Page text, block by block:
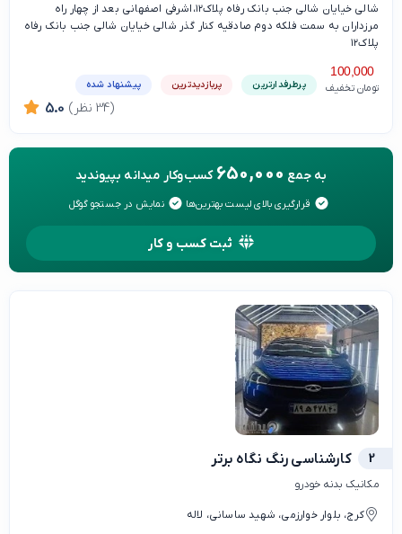
شالی خیایان شالی جنب بانک رفاه پلاک۱۲،اشرفی اصفهانی بعد از چهار راه
مرزداران به سمت فلکه دوم صادقیه کنار گذر شالی خیایان شالی جنب بانک رفاه
پلاک۱۲
100,000
تومان تخفیف پرطرفدارترین پربازدیدترین پیشنهاد شده
5.0 (34 نظر)
به جمع 650,000 کسب‌وکار میدانه بپیوندید
قرارگیری بالای لیست بهترین‌ها نمایش در جستجو گوگل
ثبت کسب و کار
2 کارشناسی رنگ نگاه برتر
مکانیک بدنه خودرو
کرج، بلوار خوارزمی، شهید ساسانی، لاله